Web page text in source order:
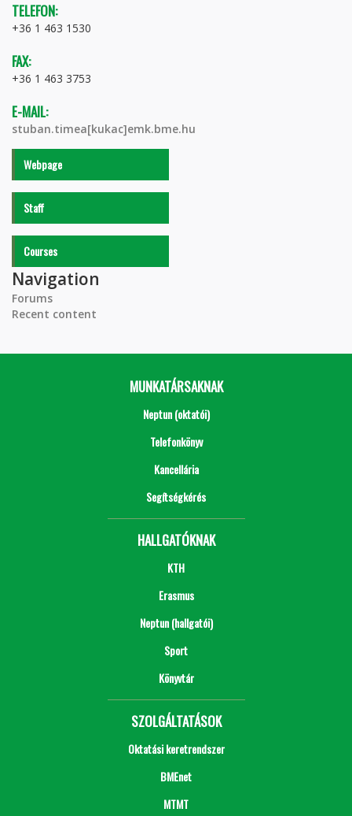
TELEFON:
+36 1 463 1530
FAX:
+36 1 463 3753
E-MAIL:
stuban.timea[kukac]emk.bme.hu
Webpage
Staff
Courses
Navigation
Forums
Recent content
MUNKATÁRSAKNAK
Neptun (oktatói)
Telefonkönyv
Kancellária
Segítségkérés
HALLGATÓKNAK
KTH
Erasmus
Neptun (hallgatói)
Sport
Könyvtár
SZOLGÁLTATÁSOK
Oktatási keretrendszer
BMEnet
MTMT